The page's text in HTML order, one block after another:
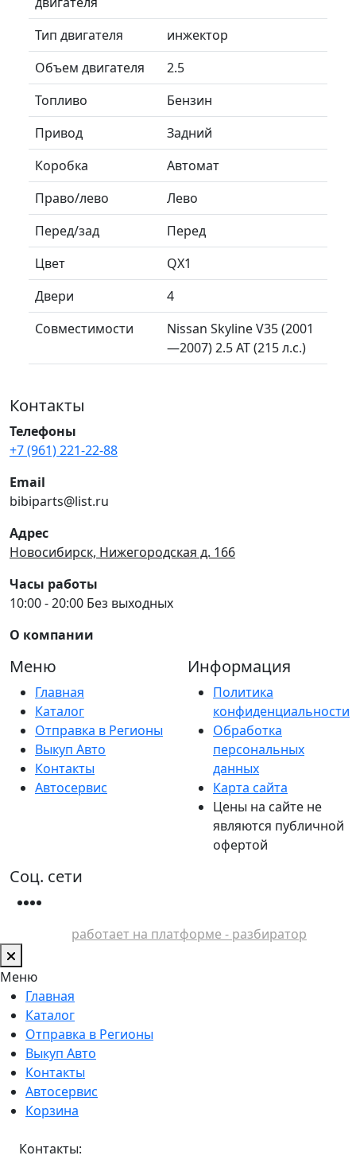
Тип двигателя
инжектор
Объем двигателя
2.5
Топливо
Бензин
Привод
Задний
Коробка
Автомат
Право/лево
Лево
Перед/зад
Перед
Цвет
QX1
Двери
4
Совместимости
Nissan Skyline V35 (2001
—2007) 2.5 AT (215 л.с.)
Контакты
Телефоны
+7 (961) 221-22-88
Email
bibiparts@list.ru
Адрес
Новосибирск, Нижегородская д. 166
Часы работы
10:00 - 20:00 Без выходных
О компании
Меню
Главная
Каталог
Отправка в Регионы
Выкуп Авто
Контакты
Автосервис
Информация
Политика
конфиденциальности
Обработка
персональных
данных
Карта сайта
Цены на сайте не
являются публичной
офертой
Соц. сети
работает на платформе - разбиратор
Меню
Главная
Каталог
Отправка в Регионы
Выкуп Авто
Контакты
Автосервис
Корзина
Контакты: